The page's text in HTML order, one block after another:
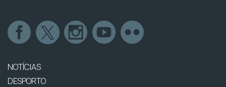
NOTÍCIAS
DESPORTO